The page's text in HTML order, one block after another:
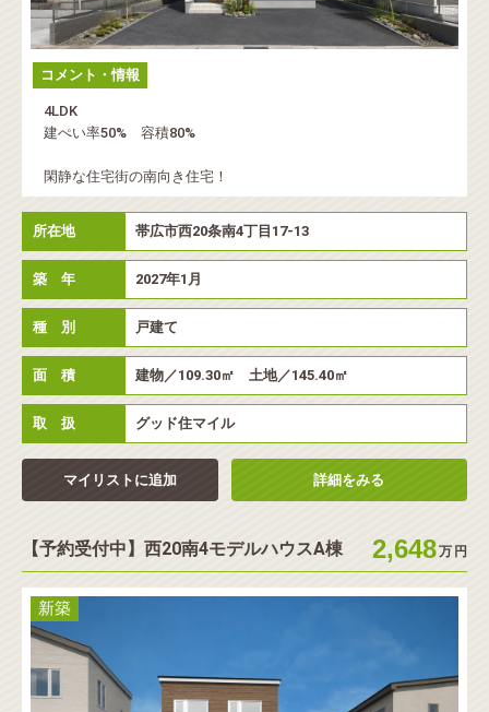
コメント・情報
4LDK
建ぺい率50% 容積80%
閑静な住宅街の南向き住宅！
所在地 帯広市西20条南4丁目17-13
築 年 2027年1月
種 別 戸建て
面 積 建物／109.30㎡ 土地／145.40㎡
取 扱 グッド住マイル
マイリストに追加 詳細をみる
【予約受付中】西20南4モデルハウスA棟 2,648万 円
新築